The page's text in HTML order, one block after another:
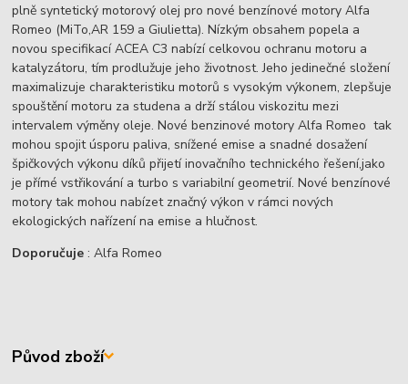
plně syntetický motorový olej pro nové benzínové motory Alfa
Romeo (MiTo,AR 159 a Giulietta). Nízkým obsahem popela a
novou specifikací ACEA C3 nabízí celkovou ochranu motoru a
katalyzátoru, tím prodlužuje jeho životnost. Jeho jedinečné složení
maximalizuje charakteristiku motorů s vysokým výkonem, zlepšuje
spouštění motoru za studena a drží stálou viskozitu mezi
intervalem výměny oleje. Nové benzinové motory Alfa Romeo tak
mohou spojit úsporu paliva, snížené emise a snadné dosažení
špičkových výkonu díků přijetí inovačního technického řešení,jako
je přímé vstřikování a turbo s variabilní geometrií. Nové benzínové
motory tak mohou nabízet značný výkon v rámci nových
ekologických nařízení na emise a hlučnost.
Doporučuje : Alfa Romeo
Původ zboží